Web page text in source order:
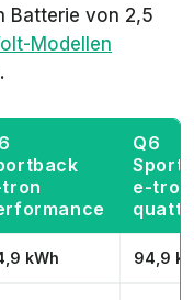
Batterie von 2,5
Modellen
Q6
e-tron
kWh 94,9